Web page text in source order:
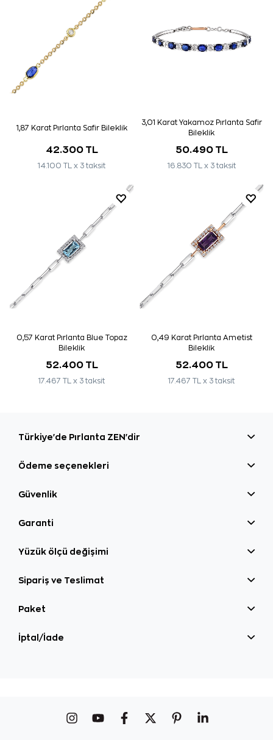
1,87 Karat Pırlanta Safir Bileklik
42.300 TL
14.100 TL x 3 taksit
3,01 Karat Yakamoz Pırlanta Safir
Bileklik
50.490 TL
16.830 TL x 3 taksit
0,57 Karat Pırlanta Blue Topaz
Bileklik
52.400 TL
17.467 TL x 3 taksit
0,49 Karat Pırlanta Ametist
Bileklik
52.400 TL
17.467 TL x 3 taksit
Türkiye'de Pırlanta ZEN'dir
Ödeme seçenekleri
Güvenlik
Garanti
Yüzük ölçü değişimi
Sipariş ve Teslimat
Paket
İptal/İade